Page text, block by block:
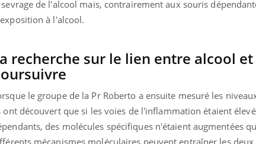
sevrage de l'alcool mais, contrairement aux souris
à l'alcool.
recherche sur le lien entre alcool
le groupe de la Pr Roberto a ensuite mesuré les
ont découvert que si les voies de l'inflammation étaient
des molécules spécifiques n'étaient augmentées
mécanismes moléculaires peuvent entraîner les